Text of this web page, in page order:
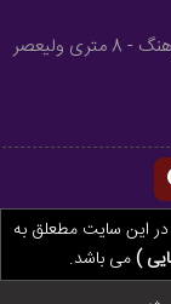
آدرس : آذربایجان شرقی - شهرستان میانه - خیابان فرهنگ - 8 متری ولیعصر
این سایت مطعلق به
)می باشد.